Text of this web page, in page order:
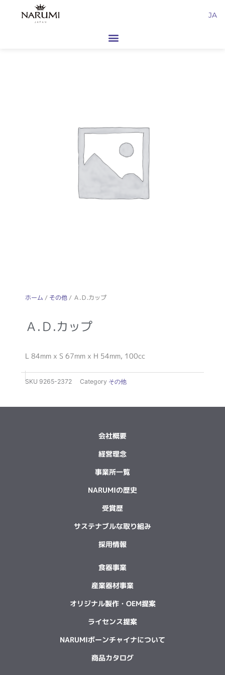
JA
ホーム / その他/ Ａ.Ｄ.カップ
Ａ.Ｄ.カップ
L 84mm x S 67mm x H 54mm, 100cc
SKU 9265-2372 Category その他
会社概要
経営理念
事業所一覧
NARUMIの歴史
受賞歴
サステナブルな取り組み
採用情報
食器事業
産業器材事業
オリジナル製作・OEM提案
ライセンス提案
NARUMIボーンチャイナについて
商品カタログ